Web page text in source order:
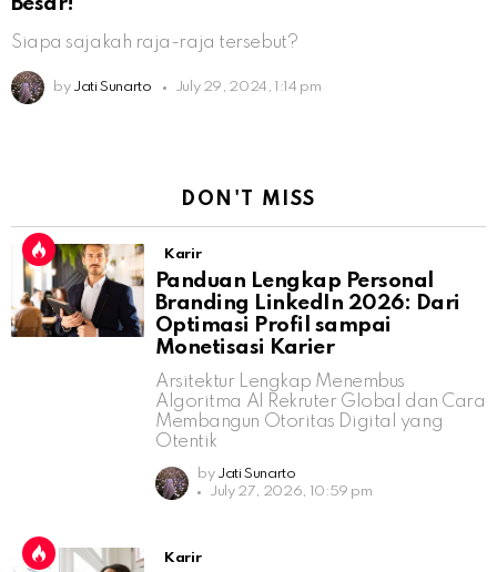
Siapa sajakah raja-raja tersebut?
by Jati Sunarto July 29, 2024, 1:14 pm
DON'T MISS
Karir
Panduan Lengkap Personal
Branding LinkedIn 2026: Dari
Optimasi Profil sampai
Monetisasi Karier
Arsitektur Lengkap Menembus
Algoritma AI Rekruter Global dan Cara
Membangun Otoritas Digital yang
Otentik
by Jati Sunarto
July 27, 2026, 10:59 pm
Karir